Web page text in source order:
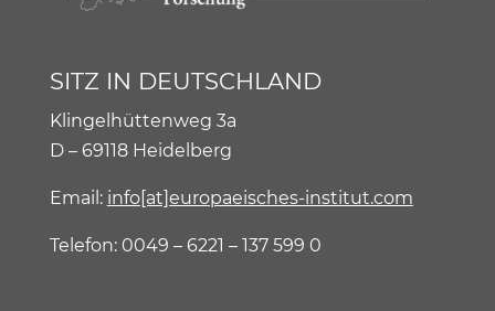
SITZ IN DEUTSCHLAND
Klingelhüttenweg 3a
D – 69118 Heidelberg
Email: info[at]europaeisches-institut.com
Telefon: 0049 – 6221 – 137 599 0